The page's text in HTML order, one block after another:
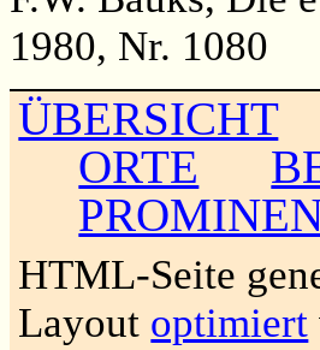
1980, Nr. 1080
ÜBERSICHT
ORTE
HTML-Seite
Layout optimiert